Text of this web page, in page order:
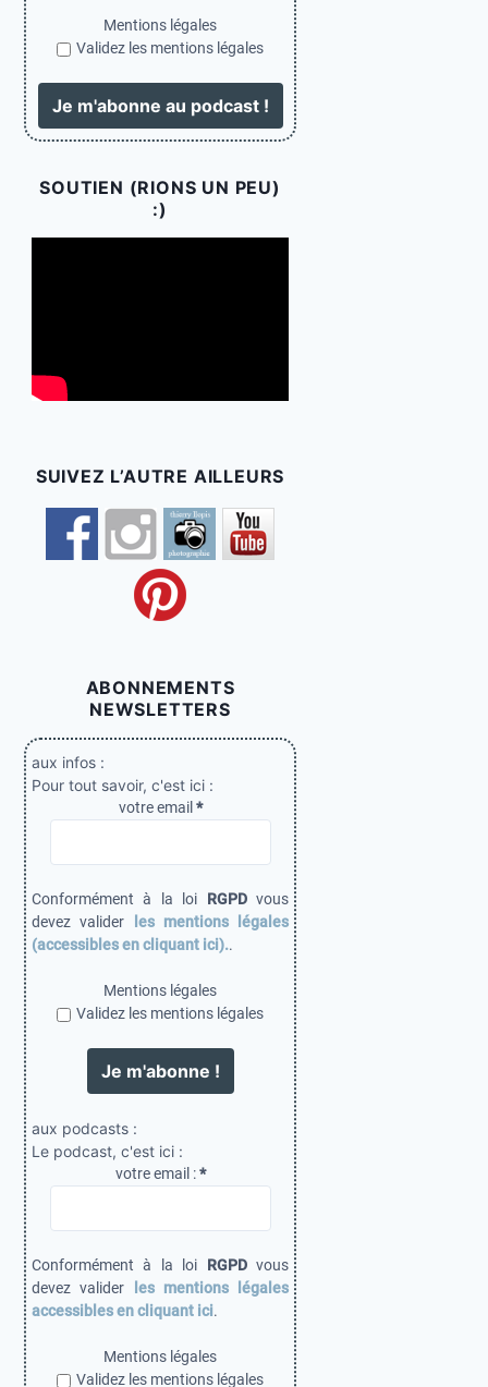
Mentions légales
Validez les mentions légales
SOUTIEN (RIONS UN PEU)
:)
SUIVEZ L’AUTRE AILLEURS
ABONNEMENTS
NEWSLETTERS
aux infos :
Pour tout savoir, c'est ici :
votre email *
Conformément à la loi RGPDvous
devez valider
les mentions légales
(accessibles en cliquant ici)..
Mentions légales
Validez les mentions légales
aux podcasts :
Le podcast, c'est ici :
votre email :*
Conformément à la loi RGPDvous
devez valider
les mentions légales
accessibles en cliquant ici.
Mentions légales
Validez les mentions légales